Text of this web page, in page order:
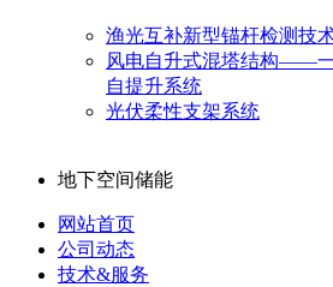
渔光互补新型锚杆检测技
风电自升式混塔结构——
自提升系统
光伏柔性支架系统
地下空间储能
网站首页
公司动态
技术&服务